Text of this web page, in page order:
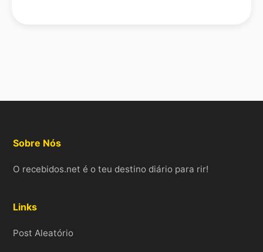
Sobre Nós
O recebidos.net é o teu destino diário para rir!
Links
Post Aleatório